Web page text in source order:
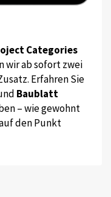
Categories
wir ab sofort zwei
Erfahren Sie
Baublatt
– wie gewohnt
den Punkt